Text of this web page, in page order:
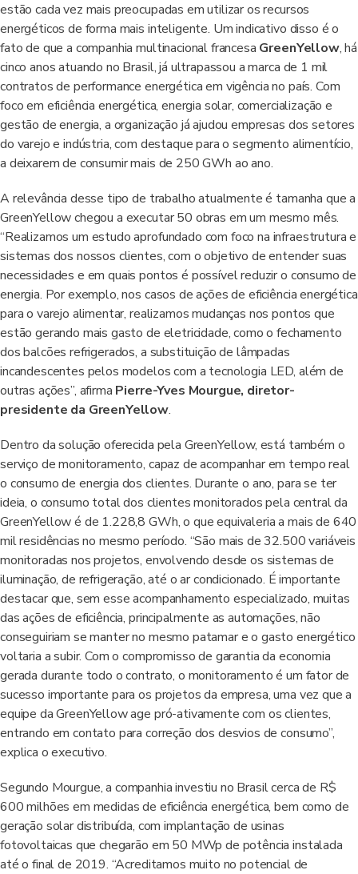
estão cada vez mais preocupadas em utilizar os recursos
energéticos de forma mais inteligente. Um indicativo disso é o
fato de que a companhia multinacional francesa GreenYellow, há
cinco anos atuando no Brasil, já ultrapassou a marca de 1 mil
contratos de performance energética em vigência no país. Com
foco em eficiência energética, energia solar, comercialização e
gestão de energia, a organização já ajudou empresas dos setores
do varejo e indústria, com destaque para o segmento alimentício,
a deixarem de consumir mais de 250 GWh ao ano.
A relevância desse tipo de trabalho atualmente é tamanha que a
GreenYellow chegou a executar 50 obras em um mesmo mês.
“Realizamos um estudo aprofundado com foco na infraestrutura e
sistemas dos nossos clientes, com o objetivo de entender suas
necessidades e em quais pontos é possível reduzir o consumo de
energia. Por exemplo, nos casos de ações de eficiência energética
para o varejo alimentar, realizamos mudanças nos pontos que
estão gerando mais gasto de eletricidade, como o fechamento
dos balcões refrigerados, a substituição de lâmpadas
incandescentes pelos modelos com a tecnologia LED, além de
outras ações”, afirma Pierre-Yves Mourgue, diretor-
presidente da GreenYellow.
Dentro da solução oferecida pela GreenYellow, está também o
serviço de monitoramento, capaz de acompanhar em tempo real
o consumo de energia dos clientes. Durante o ano, para se ter
ideia, o consumo total dos clientes monitorados pela central da
GreenYellow é de 1.228,8 GWh, o que equivaleria a mais de 640
mil residências no mesmo período. “São mais de 32.500 variáveis
monitoradas nos projetos, envolvendo desde os sistemas de
iluminação, de refrigeração, até o ar condicionado. É importante
destacar que, sem esse acompanhamento especializado, muitas
das ações de eficiência, principalmente as automações, não
conseguiriam se manter no mesmo patamar e o gasto energético
voltaria a subir. Com o compromisso de garantia da economia
gerada durante todo o contrato, o monitoramento é um fator de
sucesso importante para os projetos da empresa, uma vez que a
equipe da GreenYellow age pró-ativamente com os clientes,
entrando em contato para correção dos desvios de consumo”,
explica o executivo.
Segundo Mourgue, a companhia investiu no Brasil cerca de R$
600 milhões em medidas de eficiência energética, bem como de
geração solar distribuída, com implantação de usinas
fotovoltaicas que chegarão em 50 MWp de potência instalada
até o final de 2019. “Acreditamos muito no potencial de